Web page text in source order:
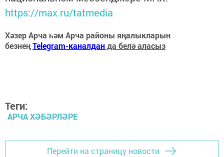
https://max.ru/tatmedia
Хәзер Арча һәм Арча районы яңалыкларын
безнеңTelegram-каналданда белә аласыз
Теги:
АРЧА ХӘБӘРЛӘРЕ
Перейти на страницу новости